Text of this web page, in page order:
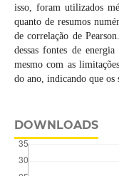
isso, foram utilizados
quanto de resumos
de correlação de
dessas fontes de
mesmo com as
do ano, indicando que os
DOWNLOADS